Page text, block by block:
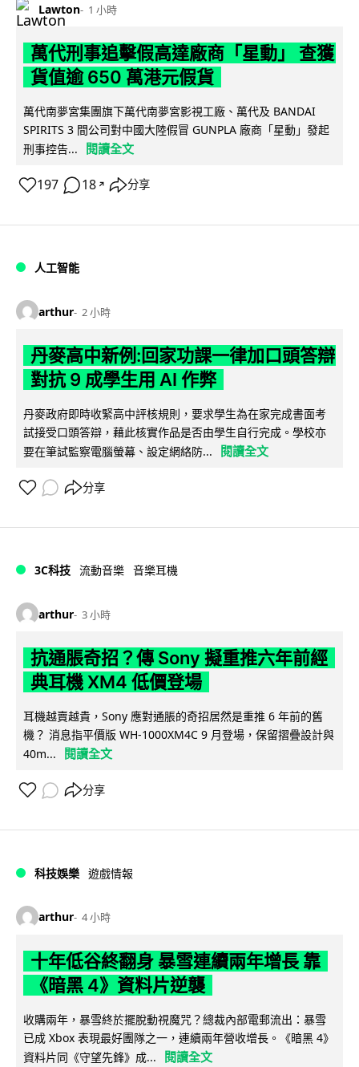
Lawton 1 小時
萬代刑事追擊假高達廠商「星動」 查獲
貨值逾 650 萬港元假貨
萬代南夢宮集團旗下萬代南夢宮影視工廠、萬代及 BANDAI
SPIRITS 3 間公司對中國大陸假冒 GUNPLA 廠商「星動」發起
刑事控告...
閱讀全文
197 18 ↗ 分享
人工智能
arthur 2 小時
丹麥高中新例:回家功課一律加口頭答辯
對抗 9 成學生用 AI 作弊
丹麥政府即時收緊高中評核規則，要求學生為在家完成書面考
試接受口頭答辯，藉此核實作品是否由學生自行完成。學校亦
要在筆試監察電腦螢幕、設定網絡防...
閱讀全文
分享
3C科技 流動音樂 音樂耳機
arthur 3 小時
抗通脹奇招？傳 Sony 擬重推六年前經
典耳機 XM4 低價登場
耳機越賣越貴，Sony 應對通脹的奇招居然是重推 6 年前的舊
機？ 消息指平價版 WH-1000XM4C 9 月登場，保留摺疊設計與
40m...
閱讀全文
分享
科技娛樂 遊戲情報
arthur 4 小時
十年低谷終翻身 暴雪連續兩年增長 靠
《暗黑 4》資料片逆襲
收購兩年，暴雪終於擺脫動視魔咒？總裁內部電郵流出：暴雪
已成 Xbox 表現最好團隊之一，連續兩年營收增長。《暗黑 4》
資料片同《守望先鋒》成...
閱讀全文